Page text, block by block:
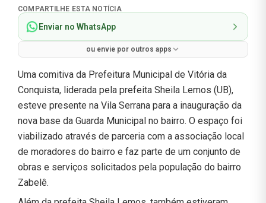
COMPARTILHE ESTA NOTÍCIA
Enviar no WhatsApp
ou envie por outros apps
Uma comitiva da Prefeitura Municipal de Vitória da
Conquista, liderada pela prefeita Sheila Lemos (UB),
esteve presente na Vila Serrana para a inauguração da
nova base da Guarda Municipal no bairro. O espaço foi
viabilizado através de parceria com a associação local
de moradores do bairro e faz parte de um conjunto de
obras e serviços solicitados pela população do bairro
Zabelê.